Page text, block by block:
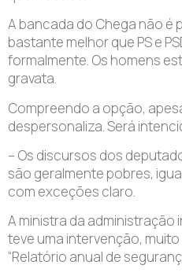
A bancada do Chega não é
bastante melhor que PS e
formalmente. Os homens
gravata.
Compreendo a opção,
despersonaliza. Será
– Os discursos dos
são geralmente pobres,
com exceções claro.
A ministra da administração
teve uma intervenção,
“Relatório anual de